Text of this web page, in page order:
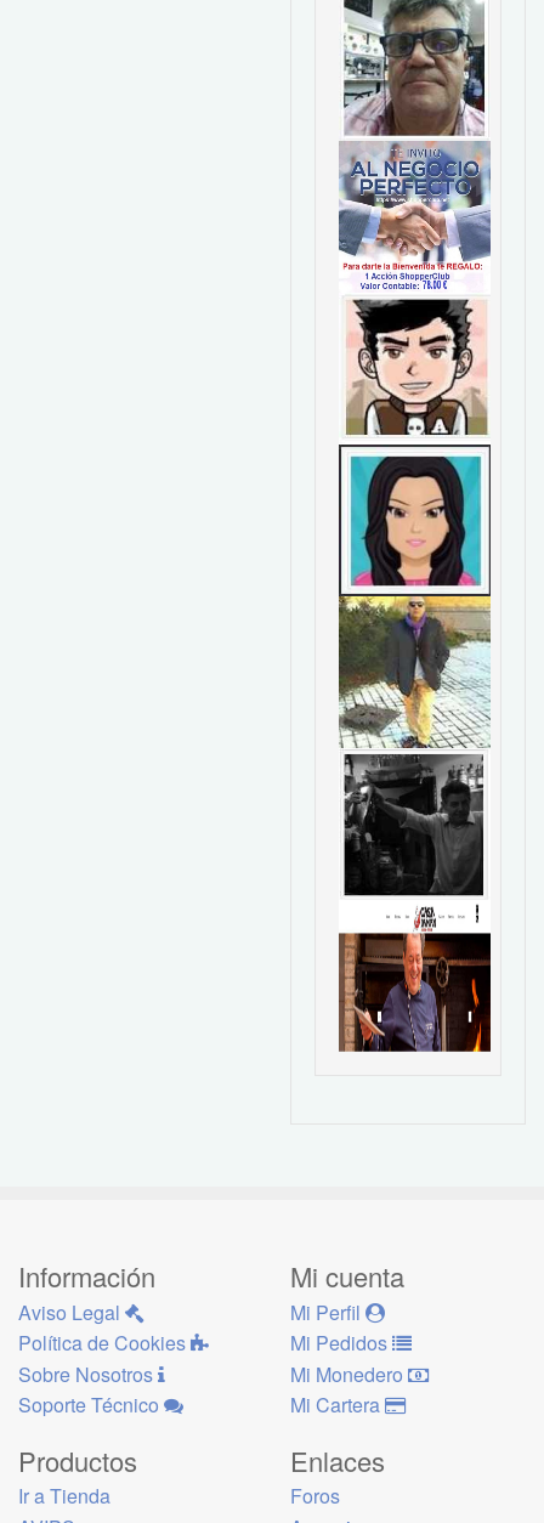
Información
Aviso Legal
Política de Cookies
Sobre Nosotros
Soporte Técnico
Mi cuenta
Mi Perfil
Mi Pedidos
Mi Monedero
Mi Cartera
Productos
Ir a Tienda
Enlaces
Foros